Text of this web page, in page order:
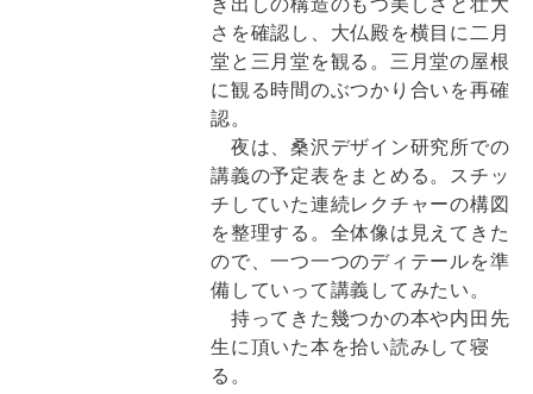
さを確認し、大仏殿を横目に二月
堂と三月堂を観る。三月堂の屋根
に観る時間のぶつかり合いを再確
認。
夜は、桑沢デザイン研究所での
講義の予定表をまとめる。スチッ
チしていた連続レクチャーの構図
を整理する。全体像は見えてきた
ので、一つ一つのディテールを準
備していって講義してみたい。
持ってきた幾つかの本や内田先
生に頂いた本を拾い読みして寝
る。